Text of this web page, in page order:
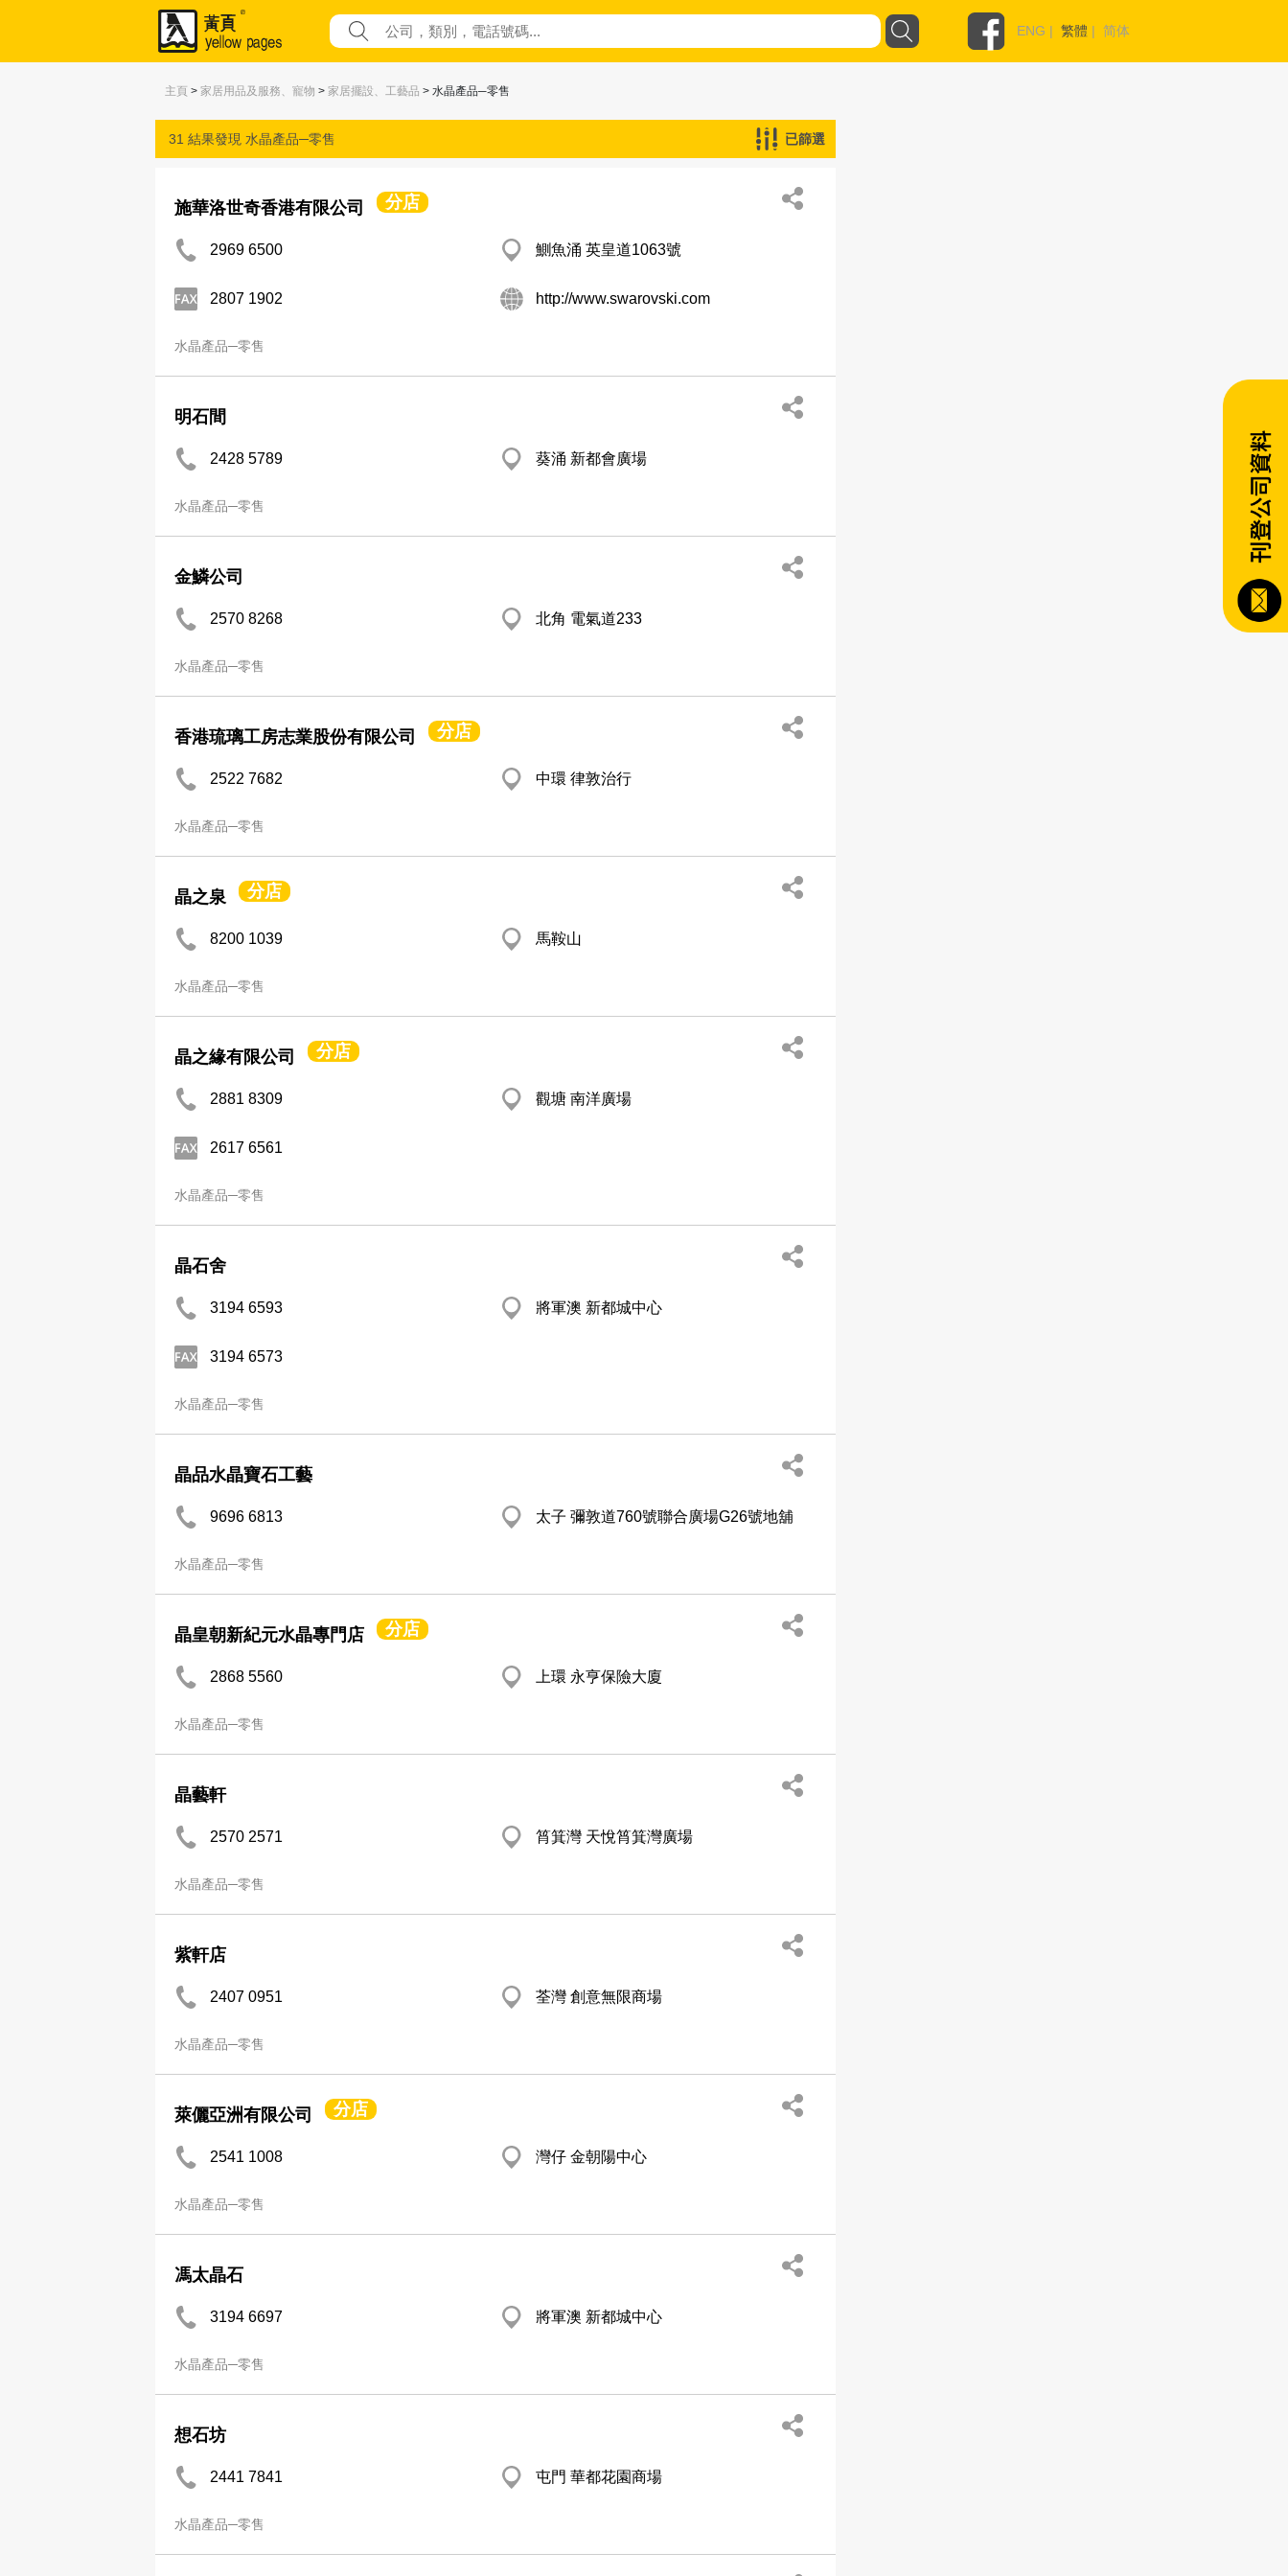
ENG | 繁體 | 简体
主頁 > 家居用品及服務、寵物 > 家居擺設、工藝品 > 水晶產品─零售
31 結果發現 水晶產品─零售 已篩選
施華洛世奇香港有限公司 分店
2969 6500 鰂魚涌 英皇道1063號
2807 1902 http://www.swarovski.com
水晶產品─零售
明石間
2428 5789 葵涌 新都會廣場
水晶產品─零售
金鱗公司
2570 8268 北角 電氣道233
水晶產品─零售
香港琉璃工房志業股份有限公司 分店
2522 7682 中環 律敦治行
水晶產品─零售
晶之泉 分店
8200 1039 馬鞍山
水晶產品─零售
晶之緣有限公司 分店
2881 8309 觀塘 南洋廣場
2617 6561
水晶產品─零售
晶石舍
3194 6593 將軍澳 新都城中心
3194 6573
水晶產品─零售
晶品水晶寶石工藝
9696 6813 太子 彌敦道760號聯合廣場G26號地舖
水晶產品─零售
晶皇朝新紀元水晶專門店 分店
2868 5560 上環 永亨保險大廈
水晶產品─零售
晶藝軒
2570 2571 筲箕灣 天悅筲箕灣廣場
水晶產品─零售
紫軒店
2407 0951 荃灣 創意無限商場
水晶產品─零售
萊儷亞洲有限公司 分店
2541 1008 灣仔 金朝陽中心
水晶產品─零售
馮太晶石
3194 6697 將軍澳 新都城中心
水晶產品─零售
想石坊
2441 7841 屯門 華都花園商場
水晶產品─零售